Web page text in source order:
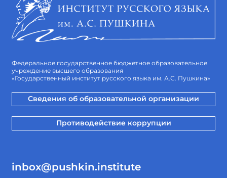
Федеральное государственное бюджетное образовательное
учреждение высшего образования
«Государственный институт русского языка им. А.С. Пушкина»
Сведения об образовательной организации
Противодействие коррупции
inbox@pushkin.institute